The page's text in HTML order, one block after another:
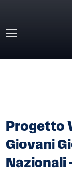
Progetto
Giovani
Nazionali